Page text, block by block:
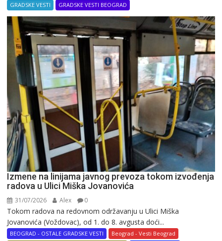
GRADSKE VESTI
GRADSKE VESTI BEOGRAD
Izmene na linijama javnog prevoza tokom izvođenja
radova u Ulici Miška Jovanovića
31/07/2026 Alex 0
Tokom radova na redovnom održavanju u Ulici Miška
Jovanovića (Voždovac), od 1. do 8. avgusta doći...
BEOGRAD - OSTALE GRADSKE VESTI
Beograd - Vesti Beograd